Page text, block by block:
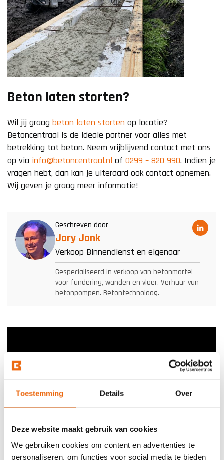
Toestemming Details Over
Deze website maakt gebruik van cookies
We gebruiken cookies om content en advertenties te
personaliseren, om functies voor social media te bieden
Beton laten storten?
Wil jij graag beton laten storten op locatie?
Betoncentraal is de ideale partner voor alles met
betrekking tot beton. Neem vrijblijvend contact met ons
op via info@betoncentraal.nl of 0299 – 820 990. Indien je
vragen hebt, dan kan je uiteraard ook contact opnemen.
Wij geven je graag meer informatie!
Geschreven door
Jory Jonk
Verkoop Binnendienst en eigenaar
Gespecialiseerd in verkoop van betonmortel
voor fundering, wanden en vloer. Verhuur van
betonpompen. Betontechnoloog.